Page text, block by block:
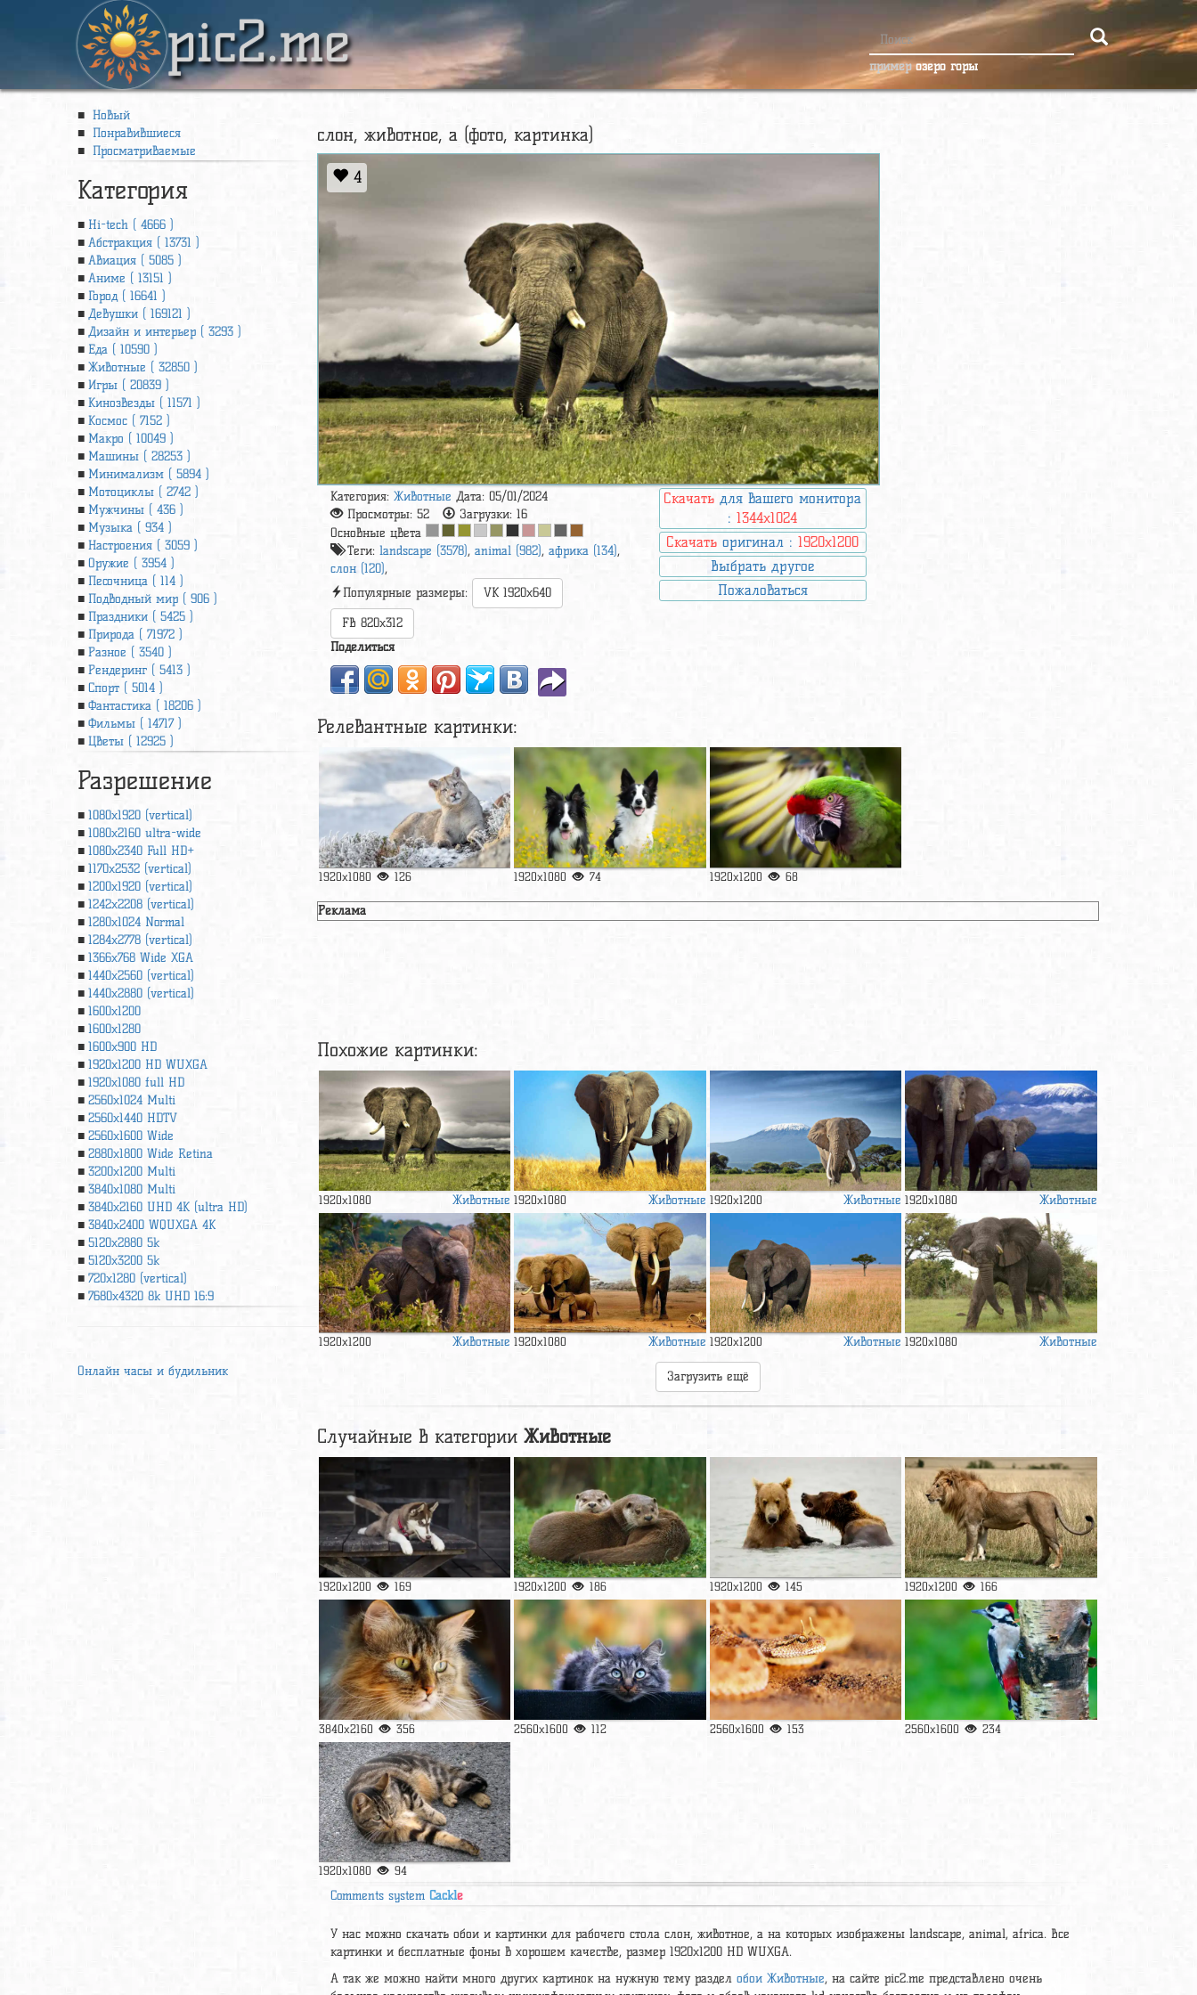
pic2.me примерозеро горы
Новый
Понравившиеся
Просматриваемые
Категория
Hi-tech ( 4666 )
Абстракция ( 13731 )
Авиация ( 5085 )
Аниме ( 13151 )
Город ( 16641 )
Девушки ( 169121 )
Дизайн и интерьер ( 3293 )
Еда ( 10590 )
Животные ( 32850 )
Игры ( 20839 )
Кинозвезды ( 11571 )
Космос ( 7152 )
Макро ( 10049 )
Машины ( 28253 )
Минимализм ( 5894 )
Мотоциклы ( 2742 )
Мужчины ( 436 )
Музыка ( 934 )
Настроения ( 3059 )
Оружие ( 3954 )
Песочница ( 114 )
Подводный мир ( 906 )
Праздники ( 5425 )
Природа ( 71972 )
Разное ( 3540 )
Рендеринг ( 5413 )
Спорт ( 5014 )
Фантастика ( 18206 )
Фильмы ( 14717 )
Цветы ( 12925 )
Разрешение
1080x1920 (vertical)
1080x2160 ultra-wide
1080x2340 Full HD+
1170x2532 (vertical)
1200x1920 (vertical)
1242x2208 (vertical)
1280x1024 Normal
1284x2778 (vertical)
1366х768 Wide XGA
1440x2560 (vertical)
1440x2880 (vertical)
1600x1200
1600x1280
1600x900 HD
1920x1200 HD WUXGA
1920х1080 full HD
2560x1024 Multi
2560x1440 HDTV
2560x1600 Wide
2880x1800 Wide Retina
3200x1200 Multi
3840x1080 Multi
3840x2160 UHD 4К (ultra HD)
3840x2400 WQUXGA 4K
5120x2880 5k
5120x3200 5k
720x1280 (vertical)
7680x4320 8k UHD 16:9
Онлайн часы и будильник
слон, животное, а (фото, картинка)
4
Категория:Животные Дата: 05/01/2024
Просмотры:52 Загрузки:16
Основные цвета
Теги:landscape (3578),animal (982),африка (134),
слон (120),
Популярные размеры:
VK 1920x640
FB 820x312
Скачать для вашего монитора
:1344x1024
Скачать оригинал :1920x1200
Выбрать другое
Пожаловаться
Поделиться
Релевантные картинки:
1920x1080 126 1920x1080 74 1920x1200 68
Реклама
Похожие картинки:
1920x1080 Животные 1920x1080 Животные 1920x1200 Животные 1920x1080 Животные
1920x1200 Животные 1920x1080 Животные 1920x1200 Животные 1920x1080 Животные
Загрузить ещё
Случайные в категорииЖивотные
1920x1200 169 1920x1200 186 1920x1200 145 1920x1200 166
3840x2160 356 2560x1600 112 2560x1600 153 2560x1600 234
1920x1080 94
Comments systemCackle
У нас можно скачать обои и картинки для рабочего стола слон, животное, а на которых изображены landscape, animal, africa. Все
картинки и бесплатные фоны в хорошем качестве, размер 1920x1200 HD WUXGA.
А так же можно найти много других картинок на нужную тему разделобои Животные, на сайте pic2.me представлено очень